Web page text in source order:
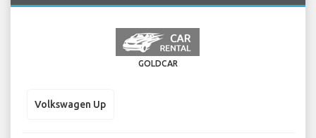
GOLDCAR
Volkswagen Up